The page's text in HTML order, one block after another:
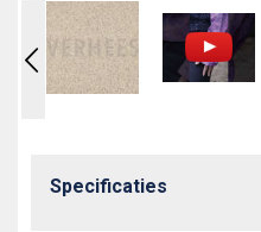
Specificaties